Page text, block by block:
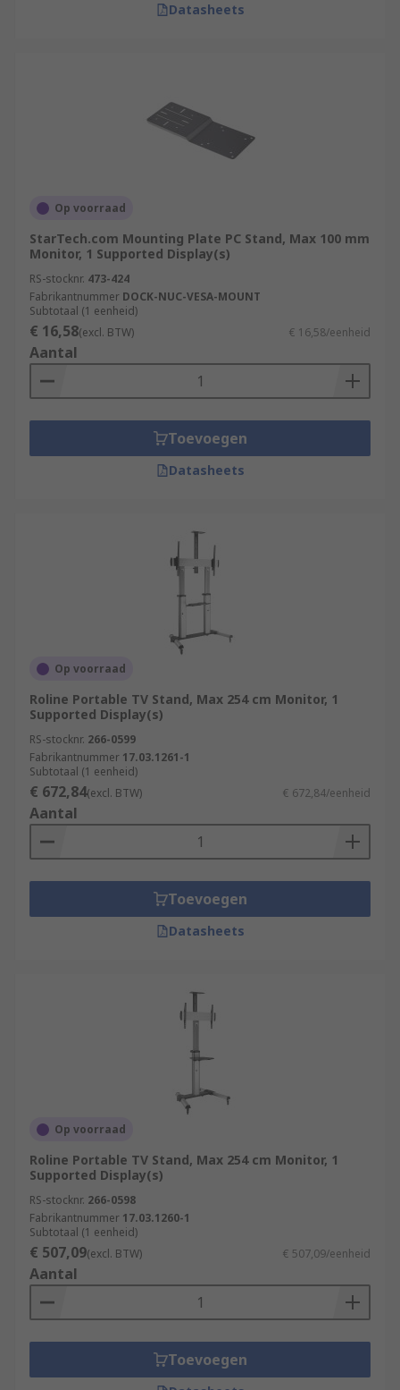
Datasheets
Op voorraad
StarTech.com Mounting Plate PC Stand, Max 100 mm
Monitor, 1 Supported Display(s)
RS-stocknr. 473-424
Fabrikantnummer DOCK-NUC-VESA-MOUNT
Subtotaal (1 eenheid)
€ 16,58(excl. BTW) € 16,58/eenheid
Aantal
Toevoegen
Datasheets
Op voorraad
Roline Portable TV Stand, Max 254 cm Monitor, 1
Supported Display(s)
RS-stocknr. 266-0599
Fabrikantnummer 17.03.1261-1
Subtotaal (1 eenheid)
€ 672,84(excl. BTW) € 672,84/eenheid
Aantal
Toevoegen
Datasheets
Op voorraad
Roline Portable TV Stand, Max 254 cm Monitor, 1
Supported Display(s)
RS-stocknr. 266-0598
Fabrikantnummer 17.03.1260-1
Subtotaal (1 eenheid)
€ 507,09(excl. BTW) € 507,09/eenheid
Aantal
Toevoegen